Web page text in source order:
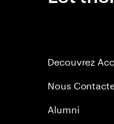
Decouvrez
Nous
Alumni